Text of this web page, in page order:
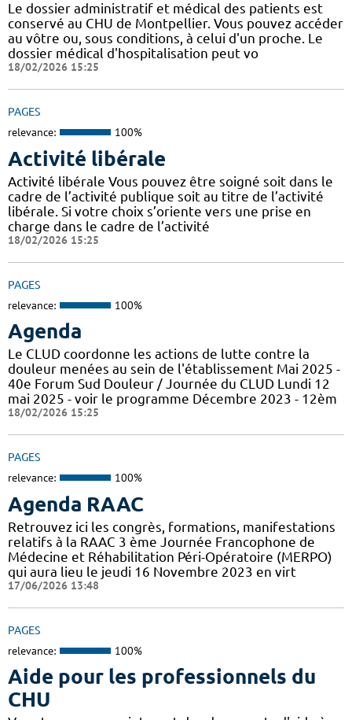
Le dossier administratif et médical des patients est
conservé au CHU de Montpellier. Vous pouvez accéder
au vôtre ou, sous conditions, à celui d'un proche. Le
dossier médical d'hospitalisation peut vo
18/02/2026 15:25
PAGES
relevance: 100%
Activité libérale
Activité libérale Vous pouvez être soigné soit dans le
cadre de l’activité publique soit au titre de l’activité
libérale. Si votre choix s’oriente vers une prise en
charge dans le cadre de l’activité
18/02/2026 15:25
PAGES
relevance: 100%
Agenda
Le CLUD coordonne les actions de lutte contre la
douleur menées au sein de l'établissement Mai 2025 -
40e Forum Sud Douleur / Journée du CLUD Lundi 12
mai 2025 - voir le programme Décembre 2023 - 12èm
18/02/2026 15:25
PAGES
relevance: 100%
Agenda RAAC
Retrouvez ici les congrès, formations, manifestations
relatifs à la RAAC 3 ème Journée Francophone de
Médecine et Réhabilitation Péri-Opératoire (MERPO)
qui aura lieu le jeudi 16 Novembre 2023 en virt
17/06/2026 13:48
PAGES
relevance: 100%
Aide pour les professionnels du
CHU